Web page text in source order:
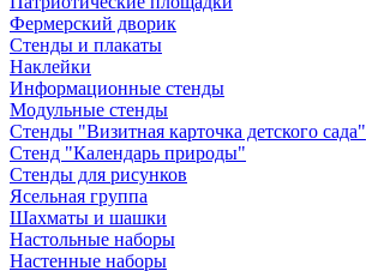
Фермерский дворик
Стенды и плакаты
Наклейки
Информационные стенды
Модульные стенды
Стенды "Визитная карточка детского сада"
Стенд "Календарь природы"
Стенды для рисунков
Ясельная группа
Шахматы и шашки
Настольные наборы
Настенные наборы